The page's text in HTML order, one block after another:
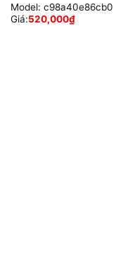
Model: c98a40e86cb0
Giá:520,000₫